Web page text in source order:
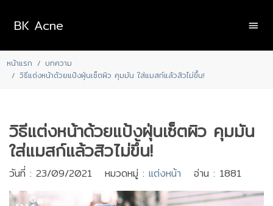
BK Acne
หน้าแรก
บทความ
วิธีแต่งหน้าด้วยแป้งฝุ่นเซ็ตผิว คุมมัน ใส่แมสก์แล้วสิวไม่ขึ้น!
วิธีแต่งหน้าด้วยแป้งฝุ่นเซ็ตผิว คุมมัน
ใส่แมสก์แล้วสิวไม่ขึ้น!
วันที่ : 23/09/2021 หมวดหมู่ : แต่งหน้า อ่าน : 1881